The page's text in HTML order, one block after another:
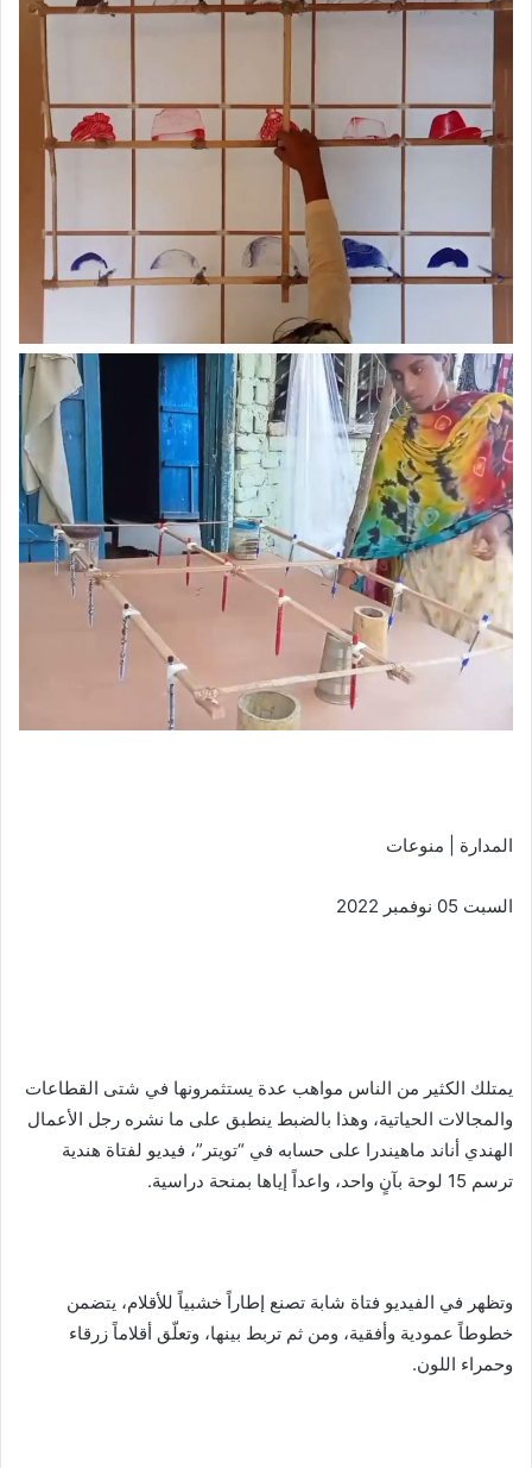
المدارة | منوعات
السبت 05 نوفمبر 2022
يمتلك الكثير من الناس مواهب عدة يستثمرونها في شتى القطاعات
والمجالات الحياتية، وهذا بالضبط ينطبق على ما نشره رجل الأعمال
الهندي أناند ماهيندرا على حسابه في “تويتر”، فيديو لفتاة هندية
ترسم 15 لوحة بآنٍ واحد، واعداً إياها بمنحة دراسية.
وتظهر في الفيديو فتاة شابة تصنع إطاراً خشبياً للأقلام، يتضمن
خطوطاً عمودية وأفقية، ومن ثم تربط بينها، وتعلّق أقلاماً زرقاء
وحمراء اللون.